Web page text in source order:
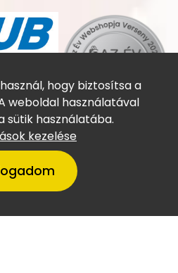
hogy biztosítsa a
weboldal használatával
sütik használatába.
kezelése